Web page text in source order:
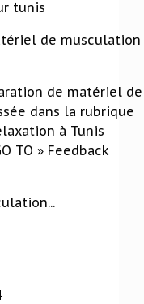
tunis
de musculation
de matériel de
dans la rubrique
à Tunis
TO » Feedback